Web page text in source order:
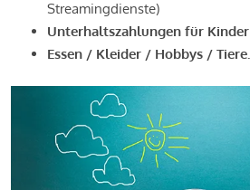
Streamingdienste)
Unterhaltszahlungen für Kinder
Essen / Kleider / Hobbys / Tiere.